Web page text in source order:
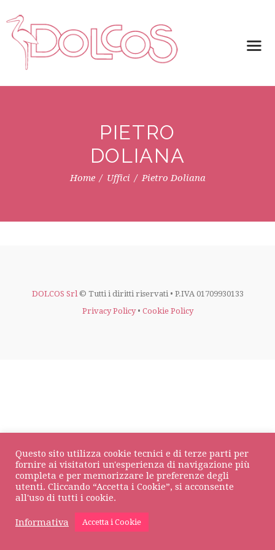
PIETRO
DOLIANA
Home Uffici Pietro Doliana
DOLCOS Srl© Tutti i diritti riservati • P.IVA 01709930133
Privacy Policy• Cookie Policy
Questo sito utilizza cookie tecnici e di terze parti per
fornire ai visitatori un'esperienza di navigazione più
completa e per memorizzare le preferenze degli
utenti. Cliccando “Accetta i Cookie”, si acconsente
all'uso di tutti i cookie.
Informativa Accetta i Cookie